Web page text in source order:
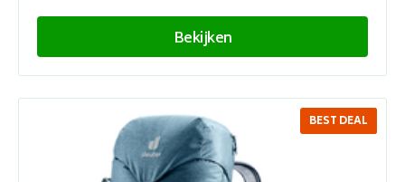
Bekijken
SALE
BEST DEAL